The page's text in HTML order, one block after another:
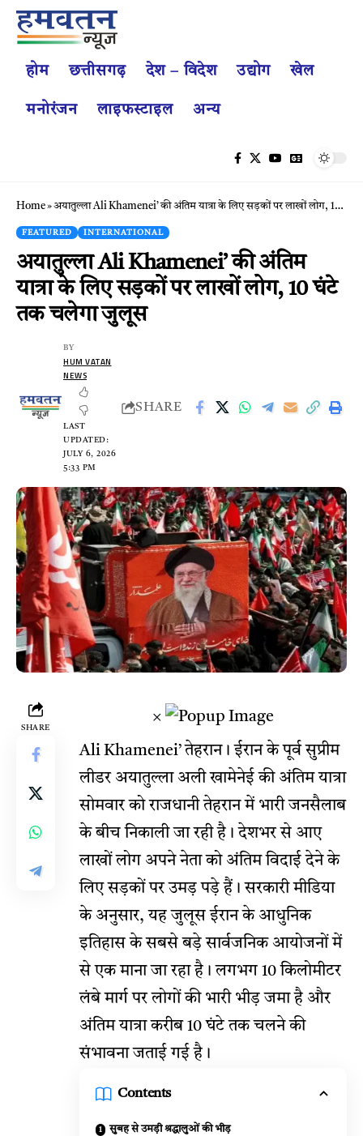
होम छत्तीसगढ़ देश – विदेश उद्योग खेल
मनोरंजन लाइफस्टाइल अन्य
Home»अयातुल्ला Ali Khamenei’ की अंतिम यात्रा के लिए सड़कों पर लाखों लोग, 10 घंटे तक चलेगा जुलूस
FEATURED INTERNATIONAL
अयातुल्ला Ali Khamenei’ की अंतिम
यात्रा के लिए सड़कों पर लाखों लोग, 10 घंटे
तक चलेगा जुलूस
LAST
UPDATED:
JULY 6, 2026
5:33 PM
BY
HUM VATAN
NEWS
SHARE
SHARE
×
Ali Khamenei’ तेहरान। ईरान के पूर्व सुप्रीम
लीडर अयातुल्ला अली खामेनेई की अंतिम यात्रा
सोमवार को राजधानी तेहरान में भारी जनसैलाब
के बीच निकाली जा रही है। देशभर से आए
लाखों लोग अपने नेता को अंतिम विदाई देने के
लिए सड़कों पर उमड़ पड़े हैं। सरकारी मीडिया
के अनुसार, यह जुलूस ईरान के आधुनिक
इतिहास के सबसे बड़े सार्वजनिक आयोजनों में
से एक माना जा रहा है। लगभग 10 किलोमीटर
लंबे मार्ग पर लोगों की भारी भीड़ जमा है और
अंतिम यात्रा करीब 10 घंटे तक चलने की
संभावना जताई गई है।
Contents
सुबह से उमड़ी श्रद्धालुओं की भीड़